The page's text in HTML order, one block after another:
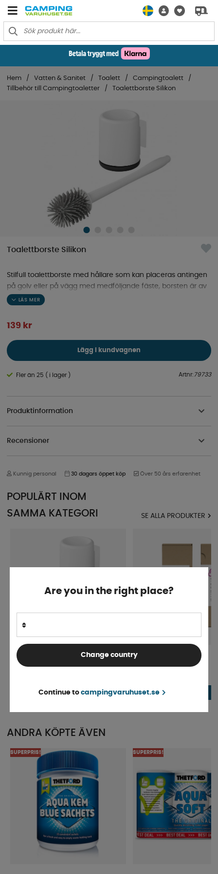
Hem Vatten & Sanitet Toalett
Campingtoalett
Tillbehör till Campingtoaletter
Toalettborste Silikon
Toalettborste Silikon
Stilfull toalettborste med hållare som kan placeras antingen
på golv eller på vägg med medföljande fäste, borsten är av
silicon som är lätt att rengöra.
139 kr
Lägg i kundvagnen
Fler än 25 ( i lager ) Artnr: 79733
Produktinformation
Recensioner
Kunnig personal 30 dagars öppet köp Över 50 års erfarenhet
POPULÄRT INOM
SAMMA KATEGORI
SE ALLA PRODUKTER
Toalettborste Silikon
KÖP!
Clesana Folieliner C1
329 kr
ANDRA KÖPTE ÄVEN
SUPERPRIS! SUPERPRIS!
Are you in the right place?
Change country
Continue to campingvaruhuset.se